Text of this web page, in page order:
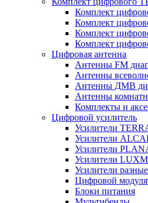
Комплект
Комплект
Комплект
Комплект
Цифровая антенна
Антенны FM
Антенны
Антенны ДМВ
Антенны
Комплекты и
Цифровой усилитель
Усилители
Усилители
Усилители
Усилители
Усилители разные
Цифровой
Блоки питания